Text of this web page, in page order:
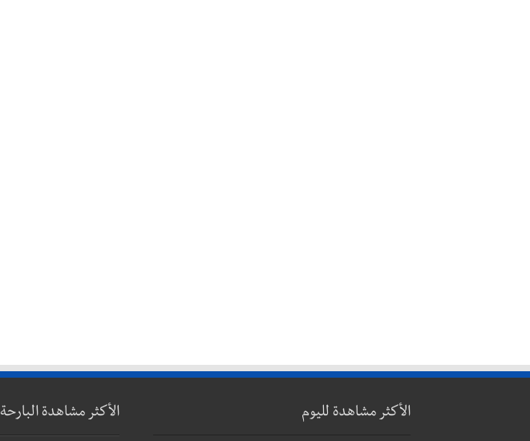
الأكثر مشاهدة لليوم الأكثر مشاهدة البارحة